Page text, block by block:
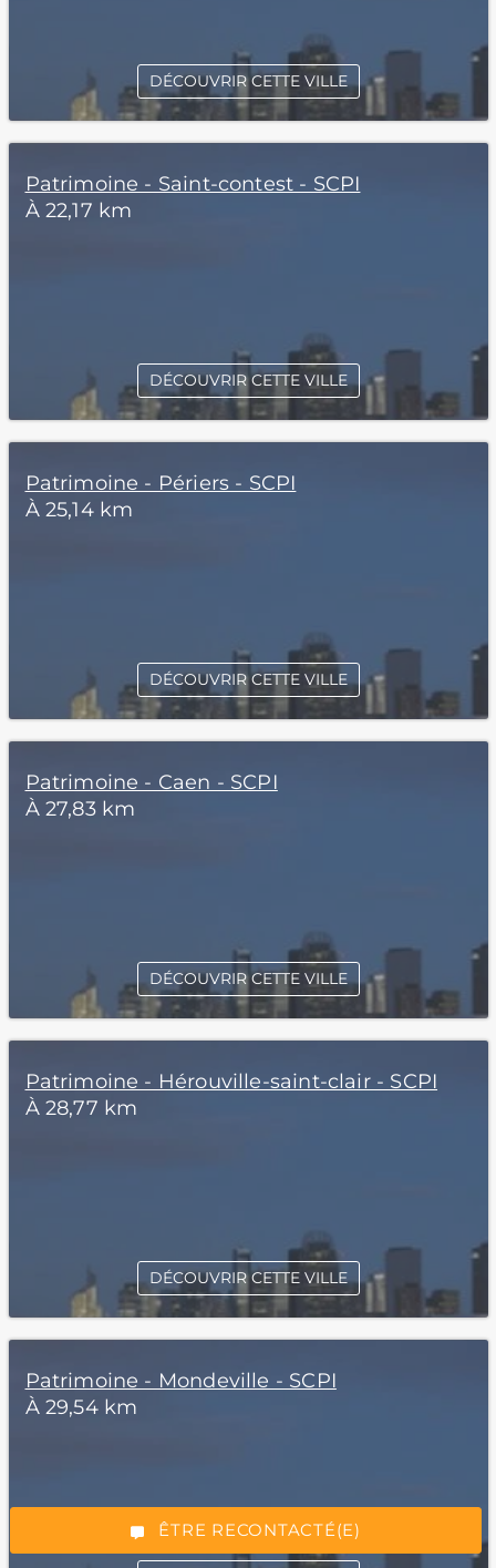
*Champs obligatoires
“Excellent”, 165 avis
ÊTRE RECONTACTÉ(E)
DÉCOUVRIR CETTE VILLE
Patrimoine - Saint-contest - SCPI
À 22,17 km
DÉCOUVRIR CETTE VILLE
Patrimoine - Périers - SCPI
À 25,14 km
DÉCOUVRIR CETTE VILLE
Patrimoine - Caen - SCPI
À 27,83 km
DÉCOUVRIR CETTE VILLE
Patrimoine - Hérouville-saint-clair - SCPI
À 28,77 km
DÉCOUVRIR CETTE VILLE
Patrimoine - Mondeville - SCPI
À 29,54 km